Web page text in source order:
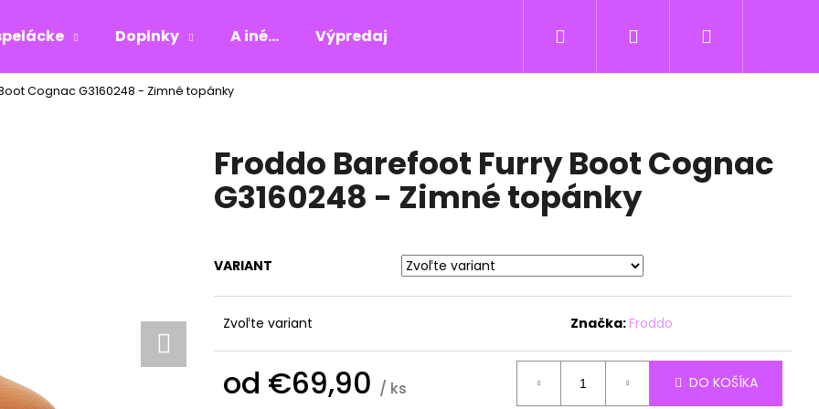
Doplnky A iné... Výpredaj Hľadať Prihlásenie
Cognac G3160248 - Zimné topánky
Froddo Barefoot Furry Boot Cognac
G3160248 - Zimné topánky
VARIANT
Zvoľte variant Značka:Froddo
od €69,90 / ks DO KOŠÍKA
Čo potrebujete nájsť?
HĽADAŤ